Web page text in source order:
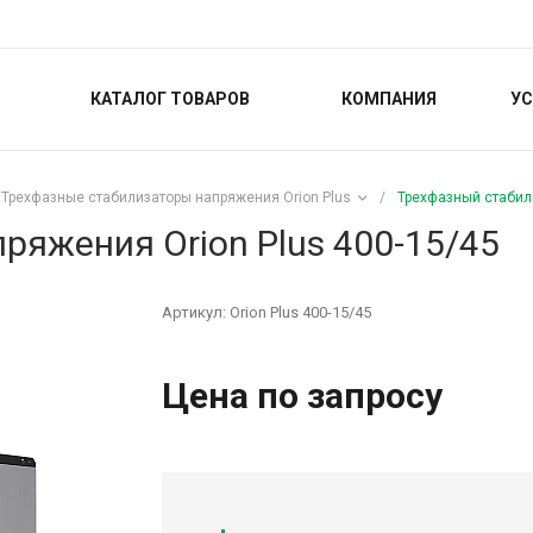
КАТАЛОГ ТОВАРОВ КОМПАНИЯ
Трехфазные стабилизаторы напряжения Orion Plus / Трехфазный
Orion Plus 400-15/45
Артикул: Orion Plus 400-15/45
Цена по запросу